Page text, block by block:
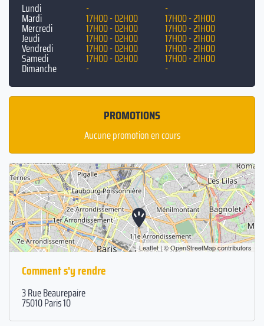
Lundi - -
Mardi 17H00 - 02H00 17H00 - 21H00
Mercredi 17H00 - 02H00 17H00 - 21H00
Jeudi 17H00 - 02H00 17H00 - 21H00
Vendredi 17H00 - 02H00 17H00 - 21H00
Samedi 17H00 - 02H00 17H00 - 21H00
Dimanche - -
PROMOTIONS
Aucune promotion en cours
Leaflet| ©OpenStreetMapcontributors
Comment s'y rendre
3 Rue Beaurepaire
75010 Paris 10